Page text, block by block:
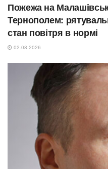
Пожежа на
Тернополем:
стан повітря в нормі
02.08.2026